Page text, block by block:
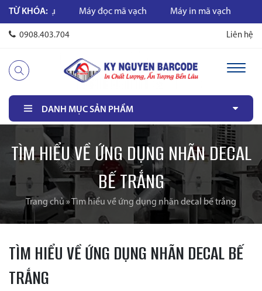
TỪ KHÓA:
đọc mã vạch Máy in mã vạch Mực in mã vạch
0908.403.704 Liên hệ
DANH MỤC SẢN PHẨM
TÌM HIỂU VỀ ỨNG DỤNG NHÃN DECAL
BẾ TRẮNG
Trang chủ »Tìm hiểu về ứng dụng nhãn decal bế trắng
TÌM HIỂU VỀ ỨNG DỤNG NHÃN DECAL BẾ
TRẮNG